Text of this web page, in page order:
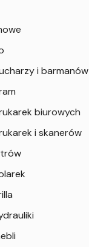
i barmanów
biurowych
i skanerów